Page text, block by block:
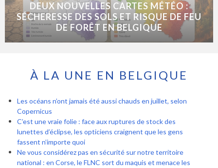
DEUX NOUVELLES CARTES MÉTÉO :
SÉCHERESSE DES SOLS ET RISQUE DE FEU
DE FORÊT EN BELGIQUE
À LA UNE EN BELGIQUE
Les océans n’ont jamais été aussi chauds en juillet, selon
Copernicus
C’est une vraie folie : face aux ruptures de stock des
lunettes d’éclipse, les opticiens craignent que les gens
fassent n’importe quoi
Ne vous considérez pas en sécurité sur notre territoire
national : en Corse, le FLNC sort du maquis et menace les